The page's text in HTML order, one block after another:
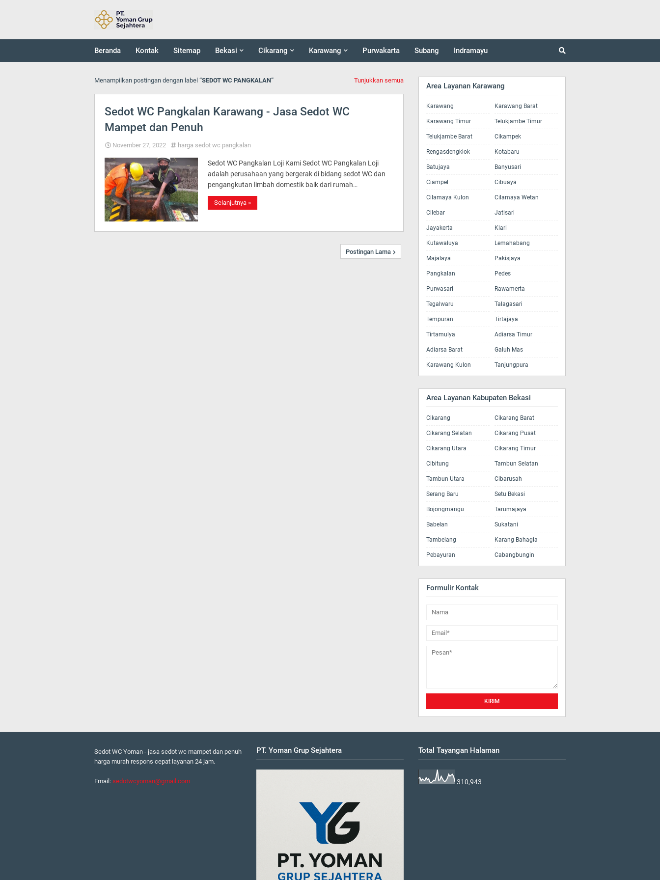
Beranda Kontak Sitemap Bekasi Cikarang Karawang Purwakarta Subang Indramayu
Menampilkan postingan dengan label SEDOT WC PANGKALAN Tunjukkan semua
Sedot WC Pangkalan Karawang - Jasa Sedot WC
Mampet dan Penuh
November 27, 2022 harga sedot wc pangkalan
Sedot WC Pangkalan Loji Kami Sedot WC Pangkalan Loji
adalah perusahaan yang bergerak di bidang sedot WC dan
pengangkutan limbah domestik baik dari rumah…
Selanjutnya »
Postingan Lama
Area Layanan Karawang
Karawang Karawang Barat
Karawang Timur Telukjambe Timur
Telukjambe Barat Cikampek
Rengasdengklok Kotabaru
Batujaya Banyusari
Ciampel Cibuaya
Cilamaya Kulon Cilamaya Wetan
Cilebar Jatisari
Jayakerta Klari
Kutawaluya Lemahabang
Majalaya Pakisjaya
Pangkalan Pedes
Purwasari Rawamerta
Tegalwaru Talagasari
Tempuran Tirtajaya
Tirtamulya Adiarsa Timur
Adiarsa Barat Galuh Mas
Karawang Kulon Tanjungpura
Area Layanan Kabupaten Bekasi
Cikarang Cikarang Barat
Cikarang Selatan Cikarang Pusat
Cikarang Utara Cikarang Timur
Cibitung Tambun Selatan
Tambun Utara Cibarusah
Serang Baru Setu Bekasi
Bojongmangu Tarumajaya
Babelan Sukatani
Tambelang Karang Bahagia
Pebayuran Cabangbungin
Formulir Kontak
Sedot WC Yoman - jasa sedot wc mampet dan penuh
harga murah respons cepat layanan 24 jam.
Email: sedotwcyoman@gmail.com
PT. Yoman Grup Sejahtera Total Tayangan Halaman
310,943